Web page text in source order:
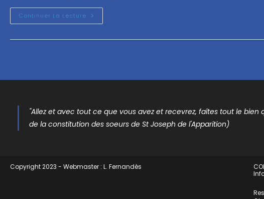
Continuer La Lecture
"Allez et avec tout ce que vous avez et recevrez, faîtes tout le
de la constitution des soeurs de St Joseph de l'Apparition)
Copyright 2023 - Webmaster : L. Fernandès